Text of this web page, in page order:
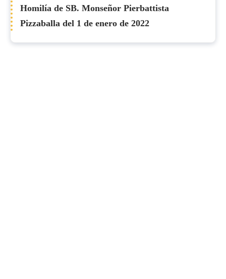
Homilía de SB. Monseñor Pierbattista
Pizzaballa del 1 de enero de 2022